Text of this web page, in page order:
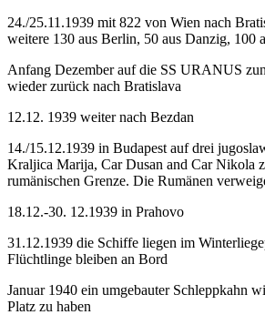
24./25.11.1939 mit 822 von Wien nach
weitere 130 aus Berlin, 50 aus Danzig, 100
Anfang Dezember auf die SS URANUS
wieder zurück nach Bratislava
12.12. 1939 weiter nach Bezdan
14./15.12.1939 in Budapest auf drei
Kraljica Marija, Car Dusan and Car Nikola
rumänischen Grenze. Die Rumänen
18.12.-30. 12.1939 in Prahovo
31.12.1939 die Schiffe liegen im
Flüchtlinge bleiben an Bord
Januar 1940 ein umgebauter Schleppkahn
Platz zu haben